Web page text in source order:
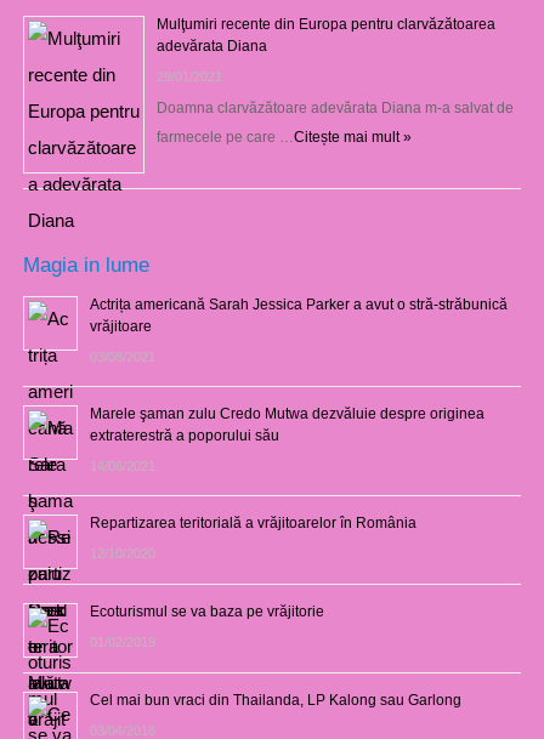
Mulţumiri recente din Europa pentru clarvăzătoarea
adevărata Diana
29/01/2021
Doamna clarvăzătoare adevărata Diana m-a salvat de
farmecele pe care … Citește mai mult »
Magia in lume
Actrița americană Sarah Jessica Parker a avut o stră-străbunică
vrăjitoare
03/08/2021
Marele şaman zulu Credo Mutwa dezvăluie despre originea
extraterestră a poporului său
14/06/2021
Repartizarea teritorială a vrăjitoarelor în România
12/10/2020
Ecoturismul se va baza pe vrăjitorie
01/02/2019
Cel mai bun vraci din Thailanda, LP Kalong sau Garlong
03/04/2018